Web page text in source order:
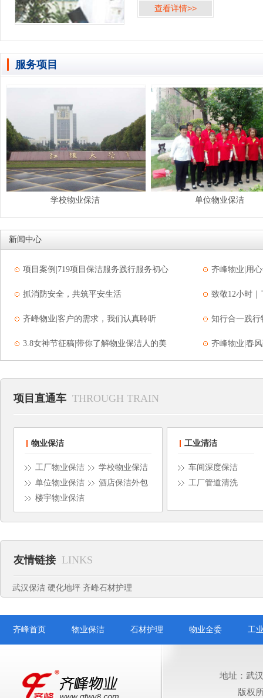
2005年建厂开始，就一直提供多项清
技术设备的完善，...
查看详情>>
服务项目
学校物业保洁 单位物业保洁
新闻中心
项目案例|719项目保洁服务践行服务初心 齐峰物业|用
抓消防安全，共筑平安生活 致敬12小时
齐峰物业|客户的需求，我们认真聆听 知行合一践
3.8女神节征稿|带你了解物业保洁人的美 齐峰物业|春
项目直通车 THROUGH TRAIN
物业保洁
工厂物业保洁
学校物业保洁
单位物业保洁
酒店保洁外包
楼宇物业保洁
工业清洁
车间深度保洁
工厂管道清洗
友情链接 LINKS
武汉保洁 硬化地坪 齐峰石材护理
齐峰首页 物业保洁 石材护理 物业全委 工
地址：武
版权